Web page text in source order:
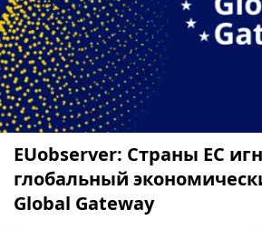
EUobserver: Страны ЕС
глобальный
Global Gateway